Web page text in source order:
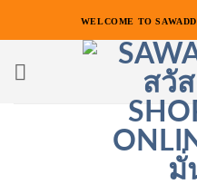
เนื้อหา
WELCOME TO